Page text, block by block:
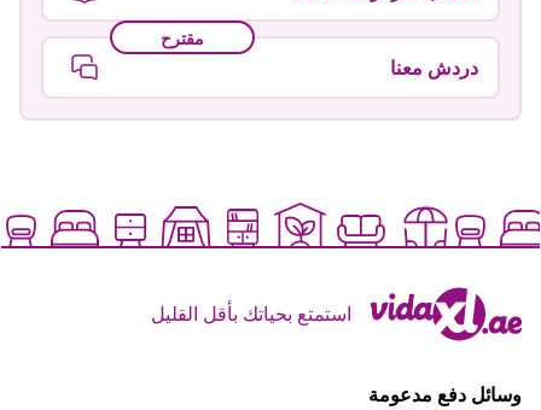
مقترح
دردش معنا
استمتع بحياتك بأقل القليل
وسائل دفع مدعومة